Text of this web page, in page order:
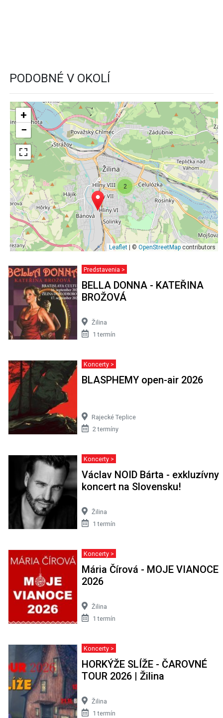
PODOBNÉ V OKOLÍ
2
+
−
Leaflet | © OpenStreetMap contributors
Predstavenia >
BELLA DONNA - KATEŘINA
BROŽOVÁ
Žilina
1 termín
Koncerty >
BLASPHEMY open-air 2026
Rajecké Teplice
2 termíny
Koncerty >
Václav NOID Bárta - exkluzívny
koncert na Slovensku!
Žilina
1 termín
Koncerty >
Mária Čírová - MOJE VIANOCE
2026
Žilina
1 termín
Koncerty >
HORKÝŽE SLÍŽE - ČAROVNÉ
TOUR 2026 | Žilina
Žilina
1 termín